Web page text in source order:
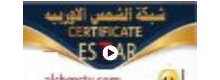
اهداء الورد والكيك للشيخه بمناسبه يوم ميلادها صرحت
الشيخه بان سر النجاح هو المحبه والتعاون وشكرت كل من
حضر وشارك في الاجتماع جمعه خير ومحبه